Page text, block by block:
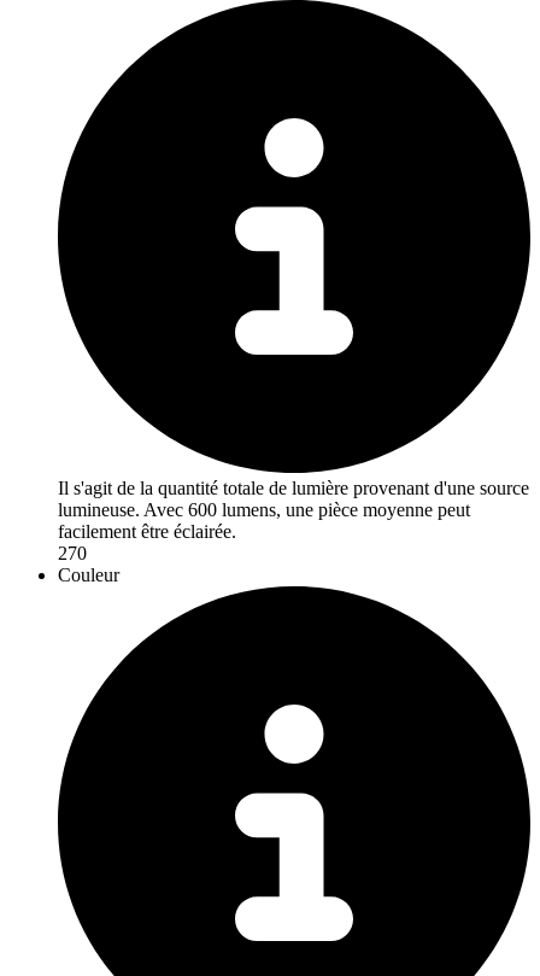
Il s'agit de la quantité totale de lumière provenant d'une source
lumineuse. Avec 600 lumens, une pièce moyenne peut
facilement être éclairée.
270
Couleur